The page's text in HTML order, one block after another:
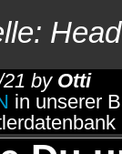
21 by Otti
in unserer